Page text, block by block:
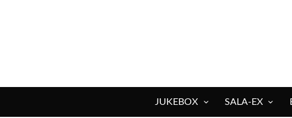
JOFRE
JUKEBOX SALA-EX